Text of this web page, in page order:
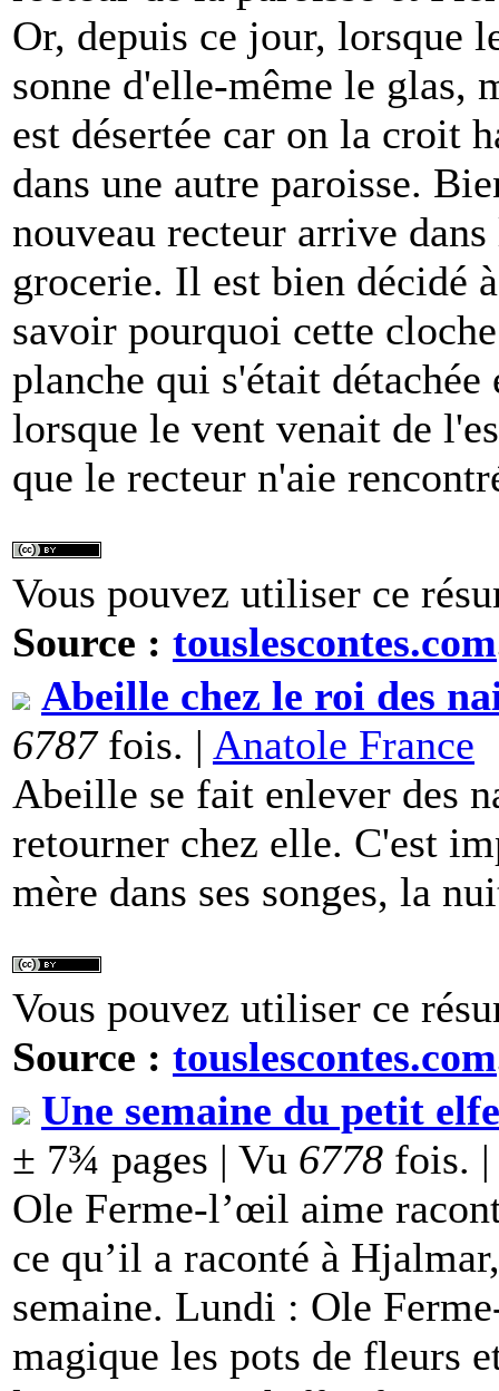
Or, depuis ce jour, lorsque
sonne d'elle-même le glas,
est désertée car on la croit
dans une autre paroisse.
nouveau recteur arrive
grocerie. Il est bien décidé
savoir pourquoi cette
planche qui s'était
lorsque le vent venait de
que le recteur n'aie
Vous pouvez utiliser ce
Source : touslescontes.com
Abeille chez le roi des
6787fois. | Anatole France
Abeille se fait enlever des
retourner chez elle. C'est
mère dans ses songes, la
Vous pouvez utiliser ce
Source : touslescontes.com
Une semaine du petit
± 7¾ pages | Vu 6778 fois.
Ole Ferme-l’œil aime
ce qu’il a raconté à
semaine. Lundi : Ole
magique les pots de fleurs